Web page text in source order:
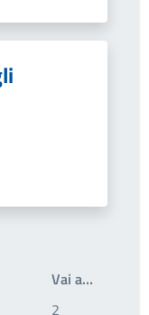
Vai a…